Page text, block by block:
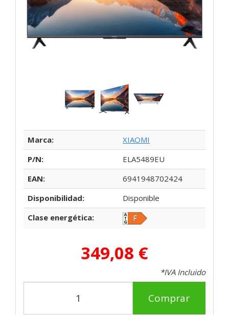
Marca:
XIAOMI
P/N:
ELA5489EU
EAN:
6941948702424
Disponibilidad:
Disponible
Clase energética:
349,08 €
*IVA Incluido
Comprar